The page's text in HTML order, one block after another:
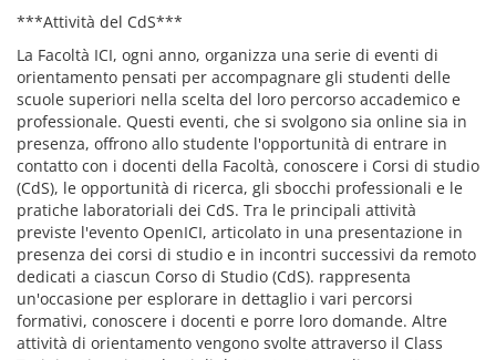
***Attività del CdS***
La Facoltà ICI, ogni anno, organizza una serie di eventi di
orientamento pensati per accompagnare gli studenti delle
scuole superiori nella scelta del loro percorso accademico e
professionale. Questi eventi, che si svolgono sia online sia in
presenza, offrono allo studente l'opportunità di entrare in
contatto con i docenti della Facoltà, conoscere i Corsi di studio
(CdS), le opportunità di ricerca, gli sbocchi professionali e le
pratiche laboratoriali dei CdS. Tra le principali attività
previste l'evento OpenICI, articolato in una presentazione in
presenza dei corsi di studio e in incontri successivi da remoto
dedicati a ciascun Corso di Studio (CdS). rappresenta
un'occasione per esplorare in dettaglio i vari percorsi
formativi, conoscere i docenti e porre loro domande. Altre
attività di orientamento vengono svolte attraverso il Class